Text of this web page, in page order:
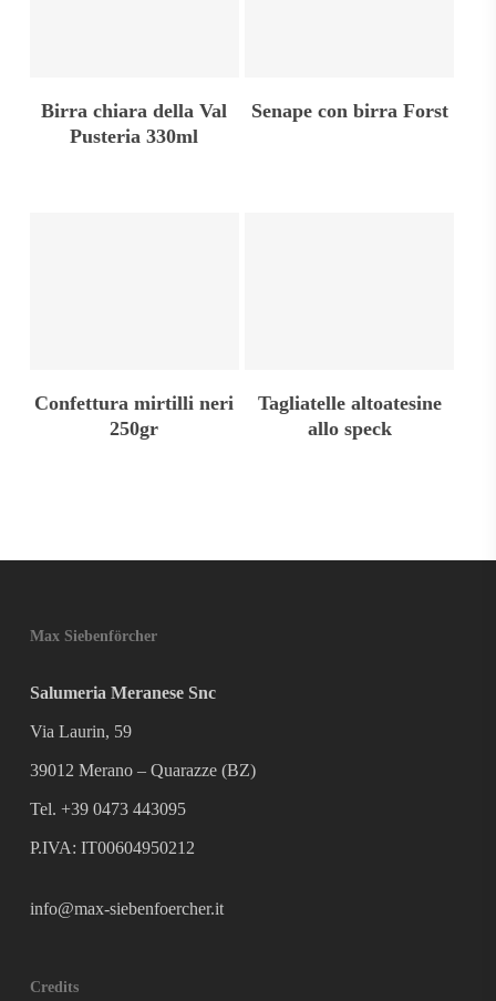
Leggi Tutto
Birra chiara della Val
Pusteria 330ml
Leggi Tutto
Senape con birra Forst
Aggiungi Al Carrello
Confettura mirtilli neri
250gr
Aggiungi Al Carrello
Tagliatelle altoatesine
allo speck
Max Siebenförcher
Salumeria Meranese Snc
Via Laurin, 59
39012 Merano – Quarazze (BZ)
Tel. +39 0473 443095
P.IVA: IT00604950212
info@max-siebenfoercher.it
Credits